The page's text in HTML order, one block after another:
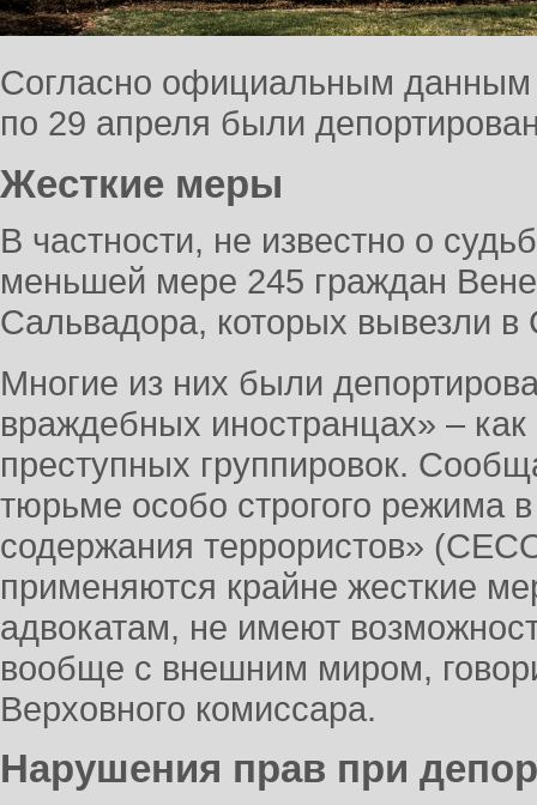
Согласно официальным
по 29 апреля были
Жесткие меры
В частности, не известно о
меньшей мере 245 граждан
Сальвадора, которых вывезли в
Многие из них были
враждебных иностранцах» –
преступных группировок.
тюрьме особо строгого режима
содержания террористов»
применяются крайне жесткие
адвокатам, не имеют
вообще с внешним миром,
Верховного комиссара.
Нарушения прав при